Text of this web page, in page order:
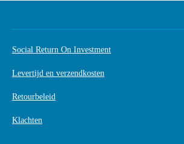
Social Return On Investment
Levertijd en verzendkosten
Retourbeleid
Klachten